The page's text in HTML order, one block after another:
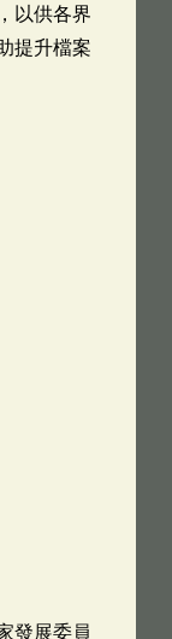
以供各界
提升檔案
發展委員